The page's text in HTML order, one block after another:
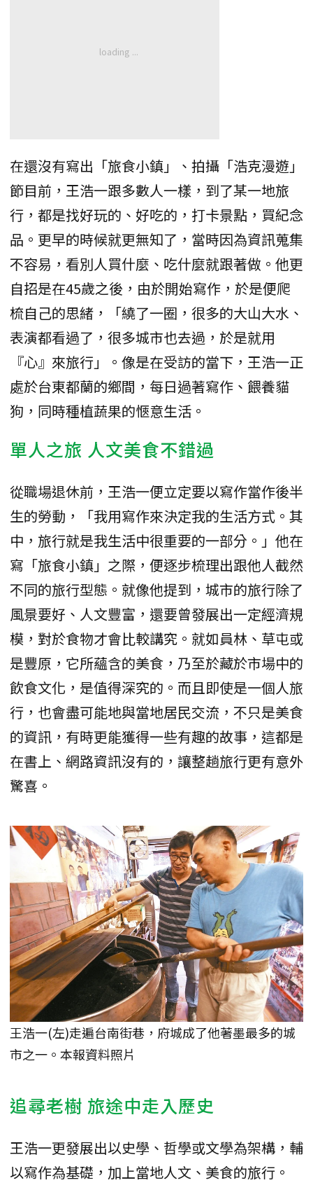
在還沒有寫出「旅食小鎮」、拍攝「浩克漫遊」
節目前，王浩一跟多數人一樣，到了某一地旅
行，都是找好玩的、好吃的，打卡景點，買紀念
品。更早的時候就更無知了，當時因為資訊蒐集
不容易，看別人買什麼、吃什麼就跟著做。他更
自招是在45歲之後，由於開始寫作，於是便爬
梳自己的思緒，「繞了一圈，很多的大山大水、
表演都看過了，很多城市也去過，於是就用
『心』來旅行」。像是在受訪的當下，王浩一正
處於台東都蘭的鄉間，每日過著寫作、餵養貓
狗，同時種植蔬果的愜意生活。
單人之旅 人文美食不錯過
從職場退休前，王浩一便立定要以寫作當作後半
生的勞動，「我用寫作來決定我的生活方式。其
中，旅行就是我生活中很重要的一部分。」他在
寫「旅食小鎮」之際，便逐步梳理出跟他人截然
不同的旅行型態。就像他提到，城市的旅行除了
風景要好、人文豐富，還要曾發展出一定經濟規
模，對於食物才會比較講究。就如員林、草屯或
是豐原，它所蘊含的美食，乃至於藏於市場中的
飲食文化，是值得深究的。而且即使是一個人旅
行，也會盡可能地與當地居民交流，不只是美食
的資訊，有時更能獲得一些有趣的故事，這都是
在書上、網路資訊沒有的，讓整趟旅行更有意外
驚喜。
王浩一(左)走遍台南街巷，府城成了他著墨最多的城
市之一。本報資料照片
追尋老樹 旅途中走入歷史
王浩一更發展出以史學、哲學或文學為架構，輔
以寫作為基礎，加上當地人文、美食的旅行。